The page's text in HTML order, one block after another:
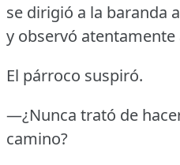
se dirigió a la baranda
y observó atentamente
El párroco suspiró.
—¿Nunca trató de
camino?